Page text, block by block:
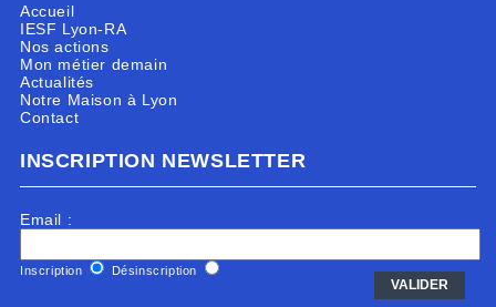
Accueil
IESF Lyon-RA
Nos actions
Mon métier demain
Actualités
Notre Maison à Lyon
Contact
INSCRIPTION NEWSLETTER
Email :
Inscription Désinscription